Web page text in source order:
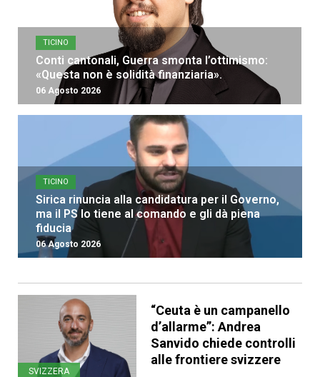
TICINO
Conti cantonali, Guerra smonta l’ottimismo:
«Questa non è solidità finanziaria».
06 Agosto 2026
TICINO
Sirica rinuncia alla candidatura per il Governo,
ma il PS lo tiene al comando e gli dà piena
fiducia
06 Agosto 2026
SVIZZERA
“Ceuta è un campanello
d’allarme”: Andrea
Sanvido chiede controlli
alle frontiere svizzere